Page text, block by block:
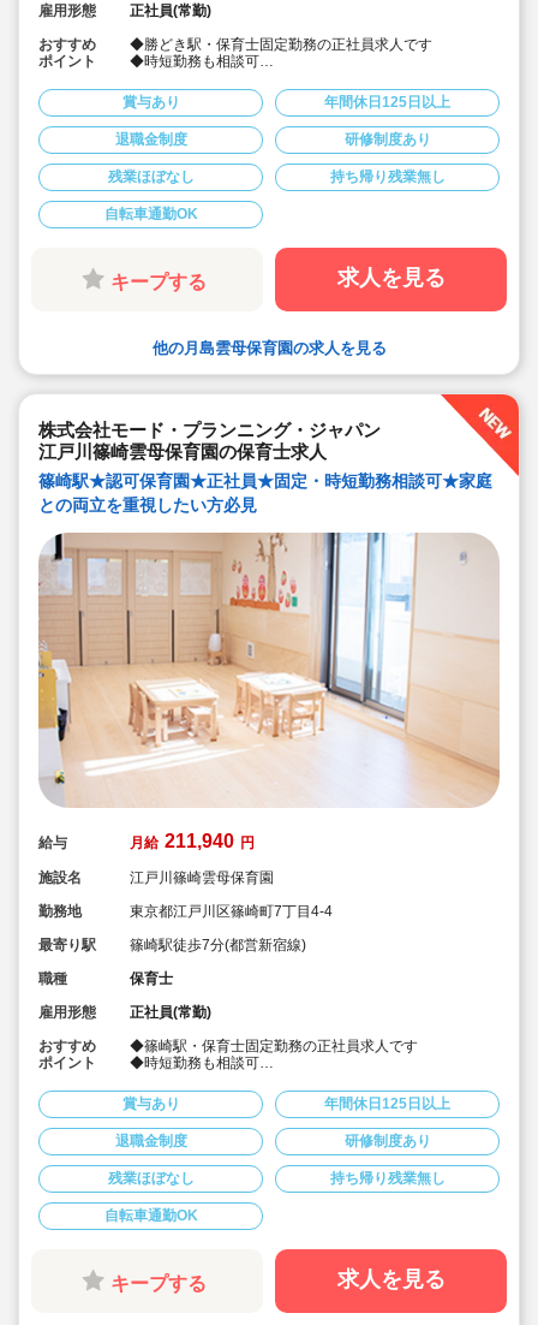
雇用形態
正社員(常勤)
おすすめ
ポイント
◆勝どき駅・保育士固定勤務の正社員求人です
◆時短勤務も相談可
連休）も取得可能です♪
◆雲母保育園は60名以下のコンパクトなサイズの園にな
ります
◆家庭や趣味などと両立可能な働き方
◆行事のための保育ではなく子どもたちのための保育に
取り組めます
◆日々の保育を大切に楽しくお仕事出来ます（行事準
備・書き物類軽減されています）
◆ピアノが弾けなくてOKです。（得意分野を活かして頂
◆保育以外の業務量が不安な方も安心です。（ICTシステ
ム導入で業務効率化が図れています）
◆保育経験がない、ブランクがある方も安心です。（先
輩社員が徹底サポートします）
設などの割引）
◆退職金制度あり
◆職員同士の協力を大切にしています！保育経験がな
い、ブランクが有る方もOK（先輩スタッフがサポートし
ます！）
賞与あり 年間休日125日以上
退職金制度 研修制度あり
残業ほぼなし 持ち帰り残業無し
自転車通勤OK
キープする 求人を見る
他の月島雲母保育園の求人を見る
株式会社モード・プランニング・ジャパン
江戸川篠崎雲母保育園の保育士求人
篠崎駅★認可保育園★正社員★固定・時短勤務相談可★家庭
との両立を重視したい方必見
給与 月給 211,940 円
施設名
江戸川篠崎雲母保育園
勤務地
東京都江戸川区篠崎町7丁目4-4
最寄り駅
篠崎駅徒歩7分(都営新宿線)
職種
保育士
雇用形態
正社員(常勤)
おすすめ
ポイント
◆篠崎駅・保育士固定勤務の正社員求人です
◆時短勤務も相談可
連休）も取得可能です♪
◆雲母保育園は60名以下のコンパクトなサイズの園にな
ります
◆家庭や趣味などと両立可能な働き方
◆行事のための保育ではなく子どもたちのための保育に
取り組めます
◆日々の保育を大切に楽しくお仕事出来ます（行事準
備・書き物類軽減されています）
◆ピアノが弾けなくてOKです。（得意分野を活かして頂
◆保育以外の業務量が不安な方も安心です。（ICTシステ
ム導入で業務効率化が図れています）
◆保育経験がない、ブランクがある方も安心です。（先
輩社員が徹底サポートします）
賞与あり 年間休日125日以上
退職金制度 研修制度あり
残業ほぼなし 持ち帰り残業無し
自転車通勤OK
キープする 求人を見る